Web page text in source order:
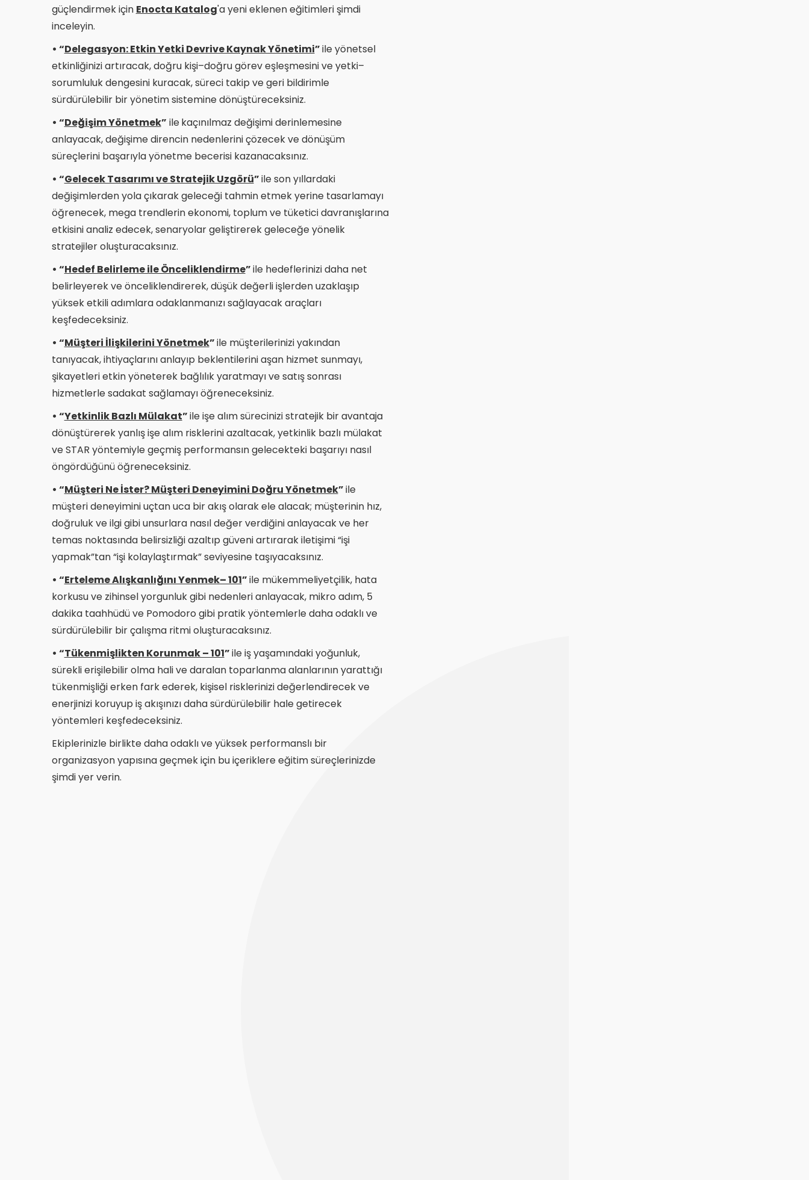
güçlendirmek için Enocta Katalog'a yeni eklenen eğitimleri şimdi
inceleyin.
• “Delegasyon: Etkin Yetki Devrive Kaynak Yönetimi”ile yönetsel
etkinliğinizi artıracak, doğru kişi–doğru görev eşleşmesini ve yetki–
sorumluluk dengesini kuracak, süreci takip ve geri bildirimle
sürdürülebilir bir yönetim sistemine dönüştüreceksiniz.
• “Değişim Yönetmek” ilekaçınılmaz değişimi derinlemesine
anlayacak, değişime direncin nedenlerini çözecek ve dönüşüm
süreçlerini başarıyla yönetme becerisi kazanacaksınız.
• “Gelecek Tasarımı ve Stratejik Uzgörü”ile son yıllardaki
değişimlerden yola çıkarak geleceği tahmin etmek yerine tasarlamayı
öğrenecek, mega trendlerin ekonomi, toplum ve tüketici davranışlarına
etkisini analiz edecek, senaryolar geliştirerek geleceğe yönelik
stratejiler oluşturacaksınız.
• “Hedef Belirleme ile Önceliklendirme”ile hedeflerinizi daha net
belirleyerek ve önceliklendirerek, düşük değerli işlerden uzaklaşıp
yüksek etkili adımlara odaklanmanızı sağlayacak araçları
keşfedeceksiniz.
• “Müşteri İlişkilerini Yönetmek”ile müşterilerinizi yakından
tanıyacak, ihtiyaçlarını anlayıp beklentilerini aşan hizmet sunmayı,
şikayetleri etkin yöneterek bağlılık yaratmayı ve satış sonrası
hizmetlerle sadakat sağlamayı öğreneceksiniz.
• “Yetkinlik Bazlı Mülakat”ile işe alım sürecinizi stratejik bir avantaja
dönüştürerek yanlış işe alım risklerini azaltacak, yetkinlik bazlı mülakat
ve STAR yöntemiyle geçmiş performansın gelecekteki başarıyı nasıl
öngördüğünü öğreneceksiniz.
• “Müşteri Ne İster? Müşteri Deneyimini Doğru Yönetmek”ile
müşteri deneyimini uçtan uca bir akış olarak ele alacak; müşterinin hız,
doğruluk ve ilgi gibi unsurlara nasıl değer verdiğini anlayacak ve her
temas noktasında belirsizliği azaltıp güveni artırarak iletişimi “işi
yapmak”tan “işi kolaylaştırmak” seviyesine taşıyacaksınız.
• “Erteleme Alışkanlığını Yenmek– 101”ile mükemmeliyetçilik, hata
korkusu ve zihinsel yorgunluk gibi nedenleri anlayacak, mikro adım, 5
dakika taahhüdü ve Pomodoro gibi pratik yöntemlerle daha odaklı ve
sürdürülebilir bir çalışma ritmi oluşturacaksınız.
• “Tükenmişlikten Korunmak – 101”ile iş yaşamındaki yoğunluk,
sürekli erişilebilir olma hali ve daralan toparlanma alanlarının yarattığı
tükenmişliği erken fark ederek, kişisel risklerinizi değerlendirecek ve
enerjinizi koruyup iş akışınızı daha sürdürülebilir hale getirecek
yöntemleri keşfedeceksiniz.
Ekiplerinizle birlikte daha odaklı ve yüksek performanslı bir
organizasyon yapısına geçmek için bu içeriklere eğitim süreçlerinizde
şimdi yer verin.